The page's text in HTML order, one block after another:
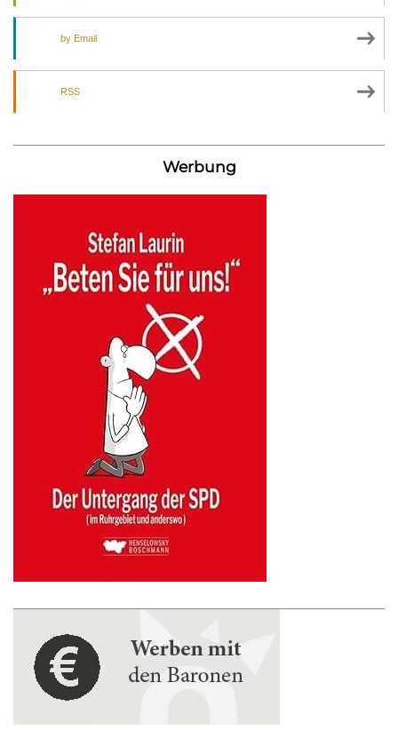
by Email
RSS
Werbung